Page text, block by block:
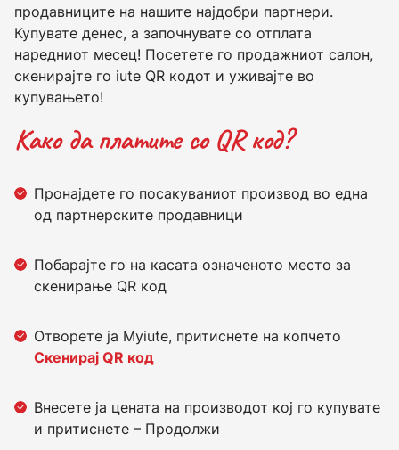
продавниците на нашите најдобри партнери.
Купувате денес, а започнувате со отплата
наредниот месец! Посетете го продажниот салон,
скенирајте го iute QR кодот и уживајте во
купувањето!
Како да платите со QR код?
Пронајдете го посакуваниот производ во една
од партнерските продавници
Побарајте го на касата означеното место за
скенирање QR код
Отворете ја Myiute, притиснете на копчето
Скенирај QR код
Внесете ја цената на производот кој го купувате
и притиснете – Продолжи